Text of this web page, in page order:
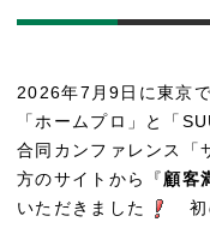
2026年7月9日に東京
「ホームプロ」と「
合同カンファレンス「
方のサイトから『顧客
いただきました
初